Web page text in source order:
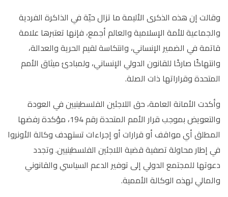
وقالت إن هذه الذكرى الأليمة ما تزال حيّة في الذاكرة الفردية
والجماعية للأمة الإسلامية والعالم أجمع، فإنها تعتبرها علامة
قاتمة في الضمير الإنساني، وانتكاسة لقيم الحرية والعدالة،
وانتهاكًا صارخًا للقانون الدولي الإنساني، ولمبادئ ميثاق الأمم
المتحدة وقراراتها ذات الصلة.
وأكدت الأمانة العامة، حق اللاجئين الفلسطينيين في العودة
والتعويض بموجب قرار الأمم المتحدة رقم 194، مؤكدة رفضها
المطلق أي مواقف أو قرارات أو إجراءات تستهدف وكالة الأونروا
في إطار محاولة تصفية قضية اللاجئين الفلسطينيين. وتجدد
دعوتها للمجتمع الدولي إلى توفير الدعم السياسي والقانوني
والمالي لهذه الوكالة الأممية.